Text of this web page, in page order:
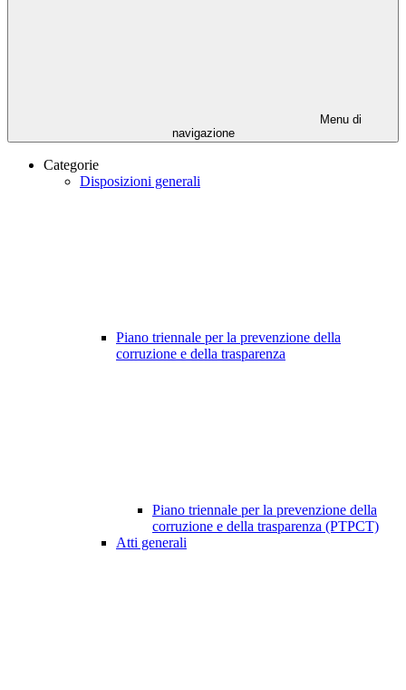
Menu di
navigazione
Categorie
Disposizioni generali
Piano triennale per la prevenzione della
corruzione e della trasparenza
Piano triennale per la prevenzione della
corruzione e della trasparenza (PTPCT)
Atti generali